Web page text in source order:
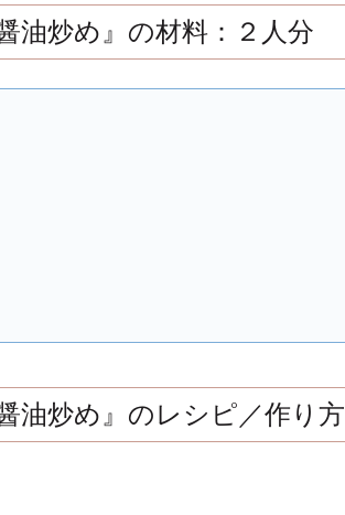
油炒め』の材料：２人分
油炒め』のレシピ／作り方